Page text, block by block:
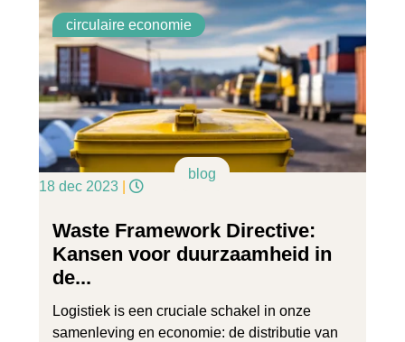
circulaire economie
blog
18 dec 2023
Waste Framework Directive:
Kansen voor duurzaamheid in
de...
Logistiek is een cruciale schakel in onze
samenleving en economie: de distributie van